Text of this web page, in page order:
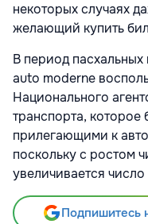
некоторых случаях
желающий купить
В период
auto moderne
Национального
транспорта, которое
прилегающими к
поскольку с ростом
увеличивается
Подпишитесь